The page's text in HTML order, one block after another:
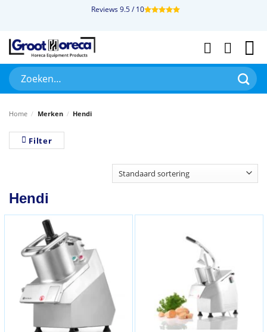
inhoud
Reviews 9.5 / 10
Zoeken
naar:
Home / Merken / Hendi
Filter
Hendi